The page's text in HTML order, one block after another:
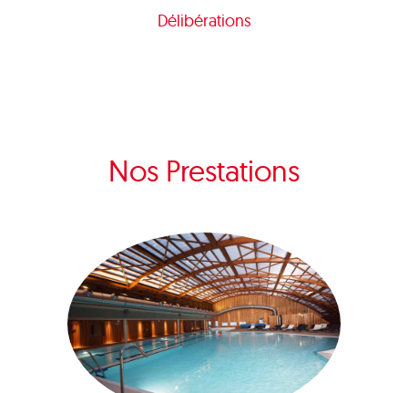
Délibérations
Nos Prestations